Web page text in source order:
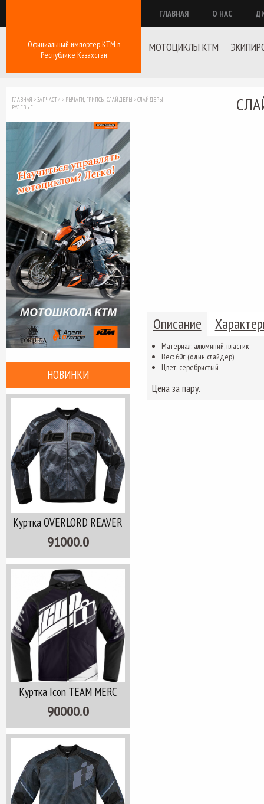
Официальный импортер КТМ в
Республике Казахстан
ГЛАВНАЯ О НАС
МОТОЦИКЛЫ KTM
НОВИНКИ
Куртка OVERLORD REAVER
91000.0
Куртка Icon TEAM MERC
90000.0
ГЛАВНАЯ >ЗАПЧАСТИ > РЫЧАГИ, ГРИПСЫ, СЛАЙДЕРЫ >СЛАЙДЕРЫ
РУЛЕВЫЕ
Описание
Материал: алюминий, пластик
Вес: 60г. (один слайдер)
Цвет: серебристый
Цена за пару.